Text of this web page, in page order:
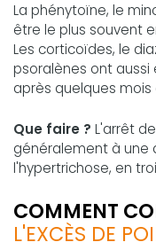
La phénytoïne, le
être le plus souvent
Les corticoïdes, le
psoralènes ont
après quelques
Que faire ? L'arrêt
généralement à une
l'hypertrichose, en
COMMENT
L'EXCÈS DE